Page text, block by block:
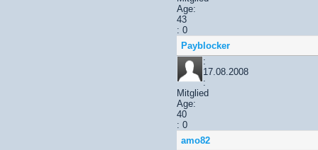
Age:
43
: 0
Payblocker
:
17.08.2008
:
Mitglied
Age:
40
: 0
amo82